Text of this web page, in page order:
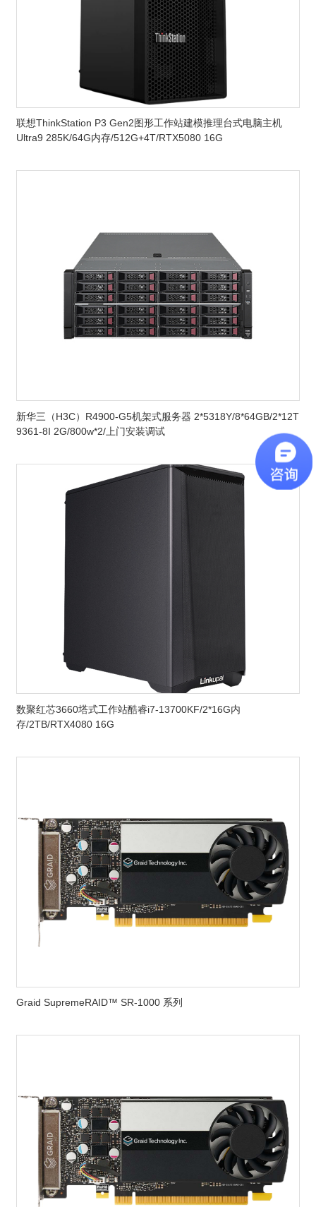
联想ThinkStation P3 Gen2图形工作站建模推理台式电脑主机
Ultra9 285K/64G内存/512G+4T/RTX5080 16G
新华三（H3C）R4900-G5机架式服务器 2*5318Y/8*64GB/2*12T
9361-8I 2G/800w*2/上门安装调试
数聚红芯3660塔式工作站酷睿i7-13700KF/2*16G内
存/2TB/RTX4080 16G
Graid SupremeRAID™ SR-1000 系列